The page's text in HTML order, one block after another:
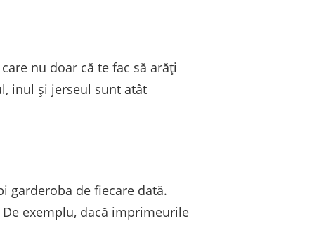
nu doar că te fac să arăți
inul și jerseul sunt atât
garderoba de fiecare dată.
exemplu, dacă imprimeurile